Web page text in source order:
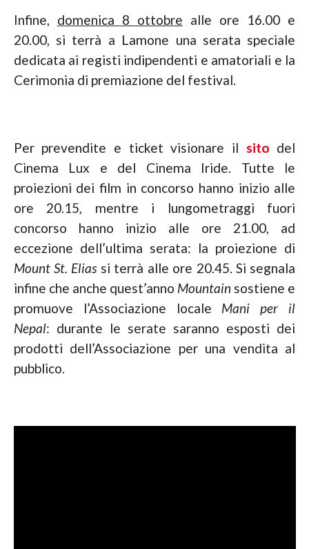
Infine, domenica 8 ottobre alle ore 16.00 e
20.00, si terrà a Lamone una serata speciale
dedicata ai registi indipendenti e amatoriali e la
Cerimonia di premiazione del festival.
Per prevendite e ticket visionare il sito del
Cinema Lux e del Cinema Iride. Tutte le
proiezioni dei film in concorso hanno inizio alle
ore 20.15, mentre i lungometraggi fuori
concorso hanno inizio alle ore 21.00, ad
eccezione dell’ultima serata: la proiezione di
Mount St. Eliassi terrà alle ore 20.45. Si segnala
infine che anche quest’anno Mountain sostiene e
promuove l’Associazione locale Mani per il
Nepal: durante le serate saranno esposti dei
prodotti dell’Associazione per una vendita al
pubblico.